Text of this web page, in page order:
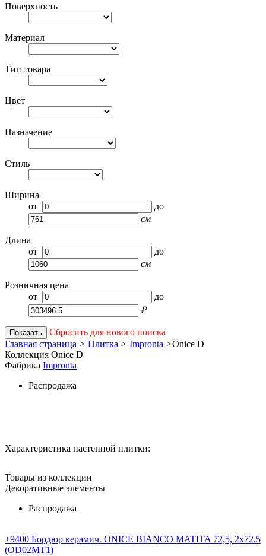
Поверхность
Материал
Тип товара
Цвет
Назначение
Стиль
Ширина
от
до
см
Длина
от
до
см
Розничная цена
от
до
₽
Показать
Сбросить для нового поиска
Главная страница > Плитка > Impronta >Onice D
Коллекция Onice D
Фабрика Impronta
Распродажа
Характеристика настенной плитки:
Товары из коллекции
Декоративные элементы
Распродажа
+9400 Бордюр керамич. ONICE BIANCO MATITA 72,5, 2x72.5
(OD02MT1)